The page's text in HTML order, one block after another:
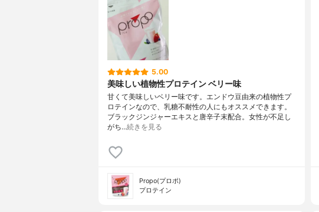
5.00
美味しい植物性プロテイン ベリー味
甘くて美味しいベリー味です。エンドウ豆由来の植物性プ
ロテインなので、乳糖不耐性の人にもオススメできます。
ブラックジンジャーエキスと唐辛子末配合。女性が不足し
がち…続きを見る
Propo(プロポ)
プロテイン